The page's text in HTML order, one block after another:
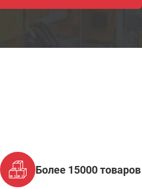
Более 15000